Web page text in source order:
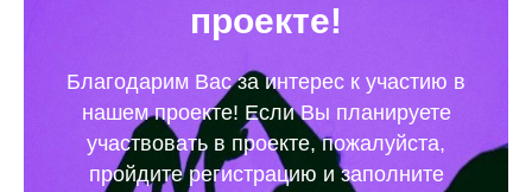
проекте!
Благодарим Вас за интерес к участию в
нашем проекте! Если Вы планируете
участвовать в проекте, пожалуйста,
пройдите регистрацию и заполните